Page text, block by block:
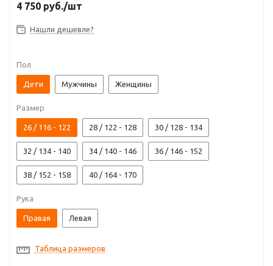
4 750 руб./шт
Нашли дешевле?
Пол
Дети Мужчины Женщины
Размер
26 / 116 - 122 28 / 122 - 128 30 / 128 - 134
32 / 134 - 140 34 / 140 - 146 36 / 146 - 152
38 / 152 - 158 40 / 164 - 170
Рука
Правая Левая
Таблица размеров